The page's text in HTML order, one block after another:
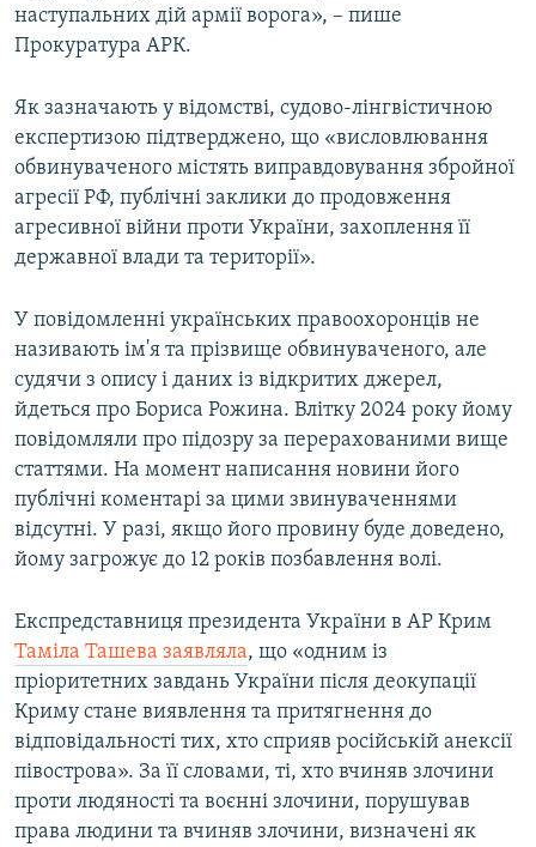
наступальних дій армії ворога», – пише
Прокуратура АРК.
Як зазначають у відомстві, судово-лінгвістичною
експертизою підтверджено, що «висловлювання
обвинуваченого містять виправдовування збройної
агресії РФ, публічні заклики до продовження
агресивної війни проти України, захоплення її
державної влади та території».
У повідомленні українських правоохоронців не
називають ім'я та прізвище обвинуваченого, але
судячи з опису і даних із відкритих джерел,
йдеться про Бориса Рожина. Влітку 2024 року йому
повідомляли про підозру за перерахованими вище
статтями. На момент написання новини його
публічні коментарі за цими звинуваченнями
відсутні. У разі, якщо його провину буде доведено,
йому загрожує до 12 років позбавлення волі.
Експредставниця президента України в АР Крим
Таміла Ташева заявляла, що «одним із
пріоритетних завдань України після деокупації
Криму стане виявлення та притягнення до
відповідальності тих, хто сприяв російській анексії
півострова». За її словами, ті, хто вчиняв злочини
проти людяності та воєнні злочини, порушував
права людини та вчиняв злочини, визначені як